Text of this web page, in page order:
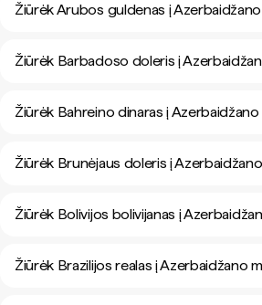
Žiūrėk Arubos guldenas į
Žiūrėk Barbadoso doleris į
Žiūrėk Bahreino dinaras į
Žiūrėk Brunėjaus doleris į
Žiūrėk Bolivijos bolivijanas į
Žiūrėk Brazilijos realas į Azerbaidžano